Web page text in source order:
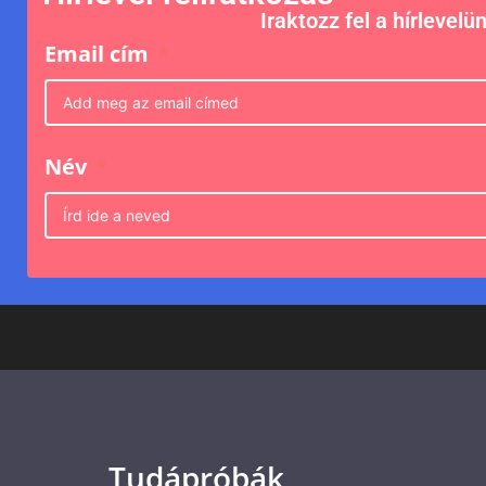
Iraktozz fel a
Email cím
Név
Tudápróbák